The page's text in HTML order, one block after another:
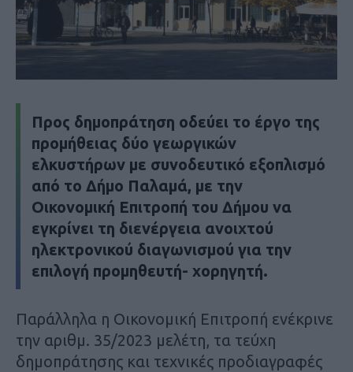
Προς δημοπράτηση οδεύει το έργο της
προμήθειας δύο γεωργικών
ελκυστήρων με συνοδευτικό εξοπλισμό
από το Δήμο Παλαμά, με την
Οικονομική Επιτροπή του Δήμου να
εγκρίνει τη διενέργεια ανοιχτού
ηλεκτρονικού διαγωνισμού για την
επιλογή προμηθευτή- χορηγητή.
Παράλληλα η Οικονομική Επιτροπή ενέκρινε
την αριθμ. 35/2023 μελέτη, τα τεύχη
δημοπράτησης και τεχνικές προδιαγραφές